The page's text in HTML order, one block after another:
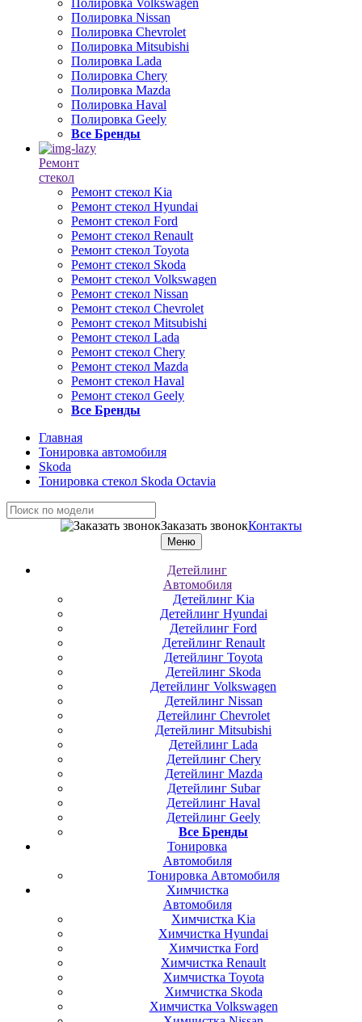
Полировка Volkswagen
Полировка Nissan
Полировка Chevrolet
Полировка Mitsubishi
Полировка Lada
Полировка Chery
Полировка Mazda
Полировка Haval
Полировка Geely
Все Бренды
Ремонт
стекол
Ремонт стекол Kia
Ремонт стекол Hyundai
Ремонт стекол Ford
Ремонт стекол Renault
Ремонт стекол Toyota
Ремонт стекол Skoda
Ремонт стекол Volkswagen
Ремонт стекол Nissan
Ремонт стекол Chevrolet
Ремонт стекол Mitsubishi
Ремонт стекол Lada
Ремонт стекол Chery
Ремонт стекол Mazda
Ремонт стекол Haval
Ремонт стекол Geely
Все Бренды
Главная
Тонировка автомобиля
Skoda
Тонировка стекол Skoda Octavia
Заказать звонокКонтакты
Меню
Детейлинг
Автомобиля
Детейлинг Kia
Детейлинг Hyundai
Детейлинг Ford
Детейлинг Renault
Детейлинг Toyota
Детейлинг Skoda
Детейлинг Volkswagen
Детейлинг Nissan
Детейлинг Chevrolet
Детейлинг Mitsubishi
Детейлинг Lada
Детейлинг Chery
Детейлинг Mazda
Детейлинг Subar
Детейлинг Haval
Детейлинг Geely
Все Бренды
Тонировка
Автомобиля
Тонировка Автомобиля
Химчистка
Автомобиля
Химчистка Kia
Химчистка Hyundai
Химчистка Ford
Химчистка Renault
Химчистка Toyota
Химчистка Skoda
Химчистка Volkswagen